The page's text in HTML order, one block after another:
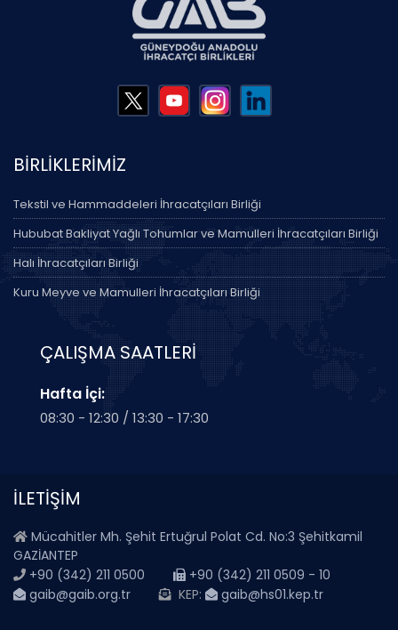
BİRLİKLERİMİZ
Tekstil ve Hammaddeleri İhracatçıları Birliği
Hububat Bakliyat Yağlı Tohumlar ve Mamulleri İhracatçıları Birliği
Halı İhracatçıları Birliği
Kuru Meyve ve Mamulleri İhracatçıları Birliği
ÇALIŞMA SAATLERİ
Hafta İçi:
08:30 - 12:30 / 13:30 - 17:30
İLETİŞİM
Mücahitler Mh. Şehit Ertuğrul Polat Cd. No:3 Şehitkamil
GAZİANTEP
+90 (342) 211 0500
+90 (342) 211 0509 - 10
gaib@gaib.org.tr
KEP: gaib@hs01.kep.tr